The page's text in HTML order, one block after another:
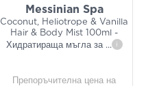
Messinian Spa
Coconut, Heliotrope & Vanilla
Hair & Body Mist 100ml -
Хидратираща мъгла за ... i
Препоръчителна цена на